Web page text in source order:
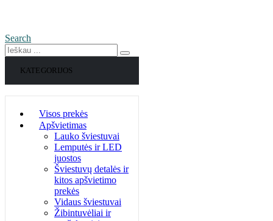
Search
KATEGORIJOS
Visos prekės
Apšvietimas
Lauko šviestuvai
Lemputės ir LED
juostos
Šviestuvų detalės ir
kitos apšvietimo
prekės
Vidaus šviestuvai
Žibintuvėliai ir